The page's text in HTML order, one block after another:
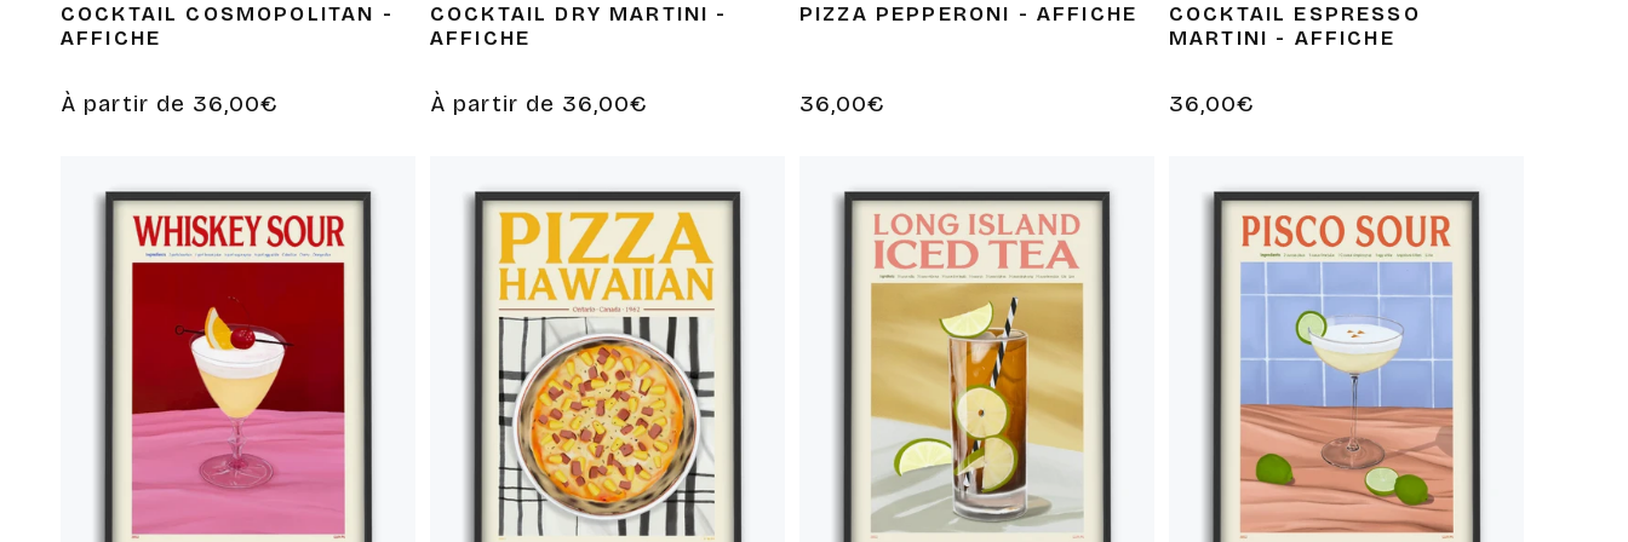
COCKTAIL COSMOPOLITAN -
AFFICHE
Prix
À partir de 36,00€
COCKTAIL DRY MARTINI -
AFFICHE
Prix
À partir de 36,00€
PIZZA PEPPERONI - AFFICHE
Prix
36,00€
COCKTAIL ESPRESSO
MARTINI - AFFICHE
Prix
36,00€